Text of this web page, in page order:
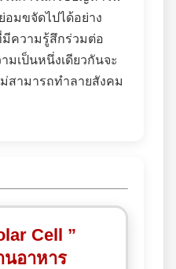
มขจัดไปได้อย่าง
ความรู้สึกร่วมต่อ
เป็นหนึ่งเดียวกันจะ
สามารถทำลายสังคม
Cell ”
นอาหาร